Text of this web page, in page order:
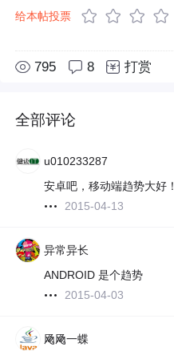
给本帖投票
795 8 打赏
全部评论
u010233287
安卓吧，移动端趋势大好！
2015-04-13
异常异长
ANDROID 是个趋势
2015-04-03
飏飏一蝶